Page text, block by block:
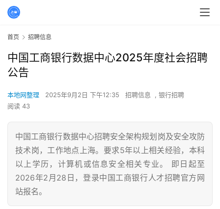
首页 招聘信息
中国工商银行数据中心2025年度社会招聘
公告
本地网整理 2025年9月2日 下午12:35 招聘信息 , 银行招聘
阅读 43
中国工商银行数据中心招聘安全架构规划岗及安全攻防
技术岗，工作地点上海。要求5年以上相关经验，本科
以上学历，计算机或信息安全相关专业。 即日起至
2026年2月28日，登录中国工商银行人才招聘官方网
站报名。